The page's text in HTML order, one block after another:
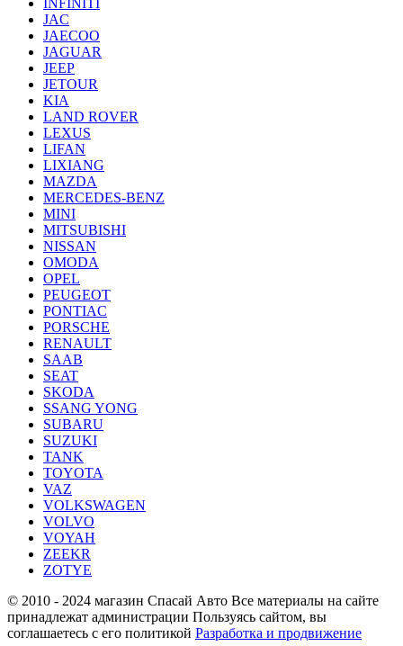
INFINITI
JAC
JAECOO
JAGUAR
JEEP
JETOUR
KIA
LAND ROVER
LEXUS
LIFAN
LIXIANG
MAZDA
MERCEDES-BENZ
MINI
MITSUBISHI
NISSAN
OMODA
OPEL
PEUGEOT
PONTIAC
PORSCHE
RENAULT
SAAB
SEAT
SKODA
SSANG YONG
SUBARU
SUZUKI
TANK
TOYOTA
VAZ
VOLKSWAGEN
VOLVO
VOYAH
ZEEKR
ZOTYE
© 2010 - 2024 магазин Спасай Авто Все материалы на сайте
принадлежат администрации Пользуясь сайтом, вы
соглашаетесь с его политикой Разработка и продвижение